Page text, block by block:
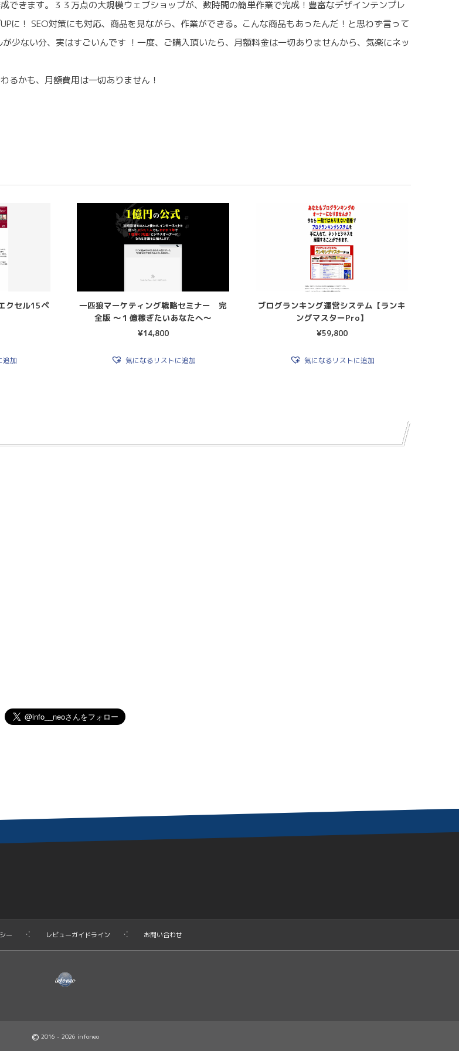
できます。３３万点の大規模ウェブショップが、数時間の簡単作業で完成！豊富なデザインテンプレ
に！ SEO対策にも対応、商品を見ながら、作業ができる。こんな商品もあったんだ！と思わず言って
少ない分、実はすごいんです ！一度、ご購入頂いたら、月額料金は一切ありませんから、気楽にネッ
るかも、月額費用は一切ありません！
クセル15ペ
追加
一匹狼マーケティング戦略セミナー 完
全版 〜１億稼ぎたいあなたへ〜
¥14,800
気になるリストに追加
ブログランキング運営システム【ランキ
ングマスターPro】
¥59,800
気になるリストに追加
ー レビューガイドライン お問い合わせ
© 2016 - 2026 infoneo